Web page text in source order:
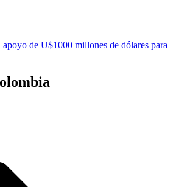
de U$1000 millones de dólares para